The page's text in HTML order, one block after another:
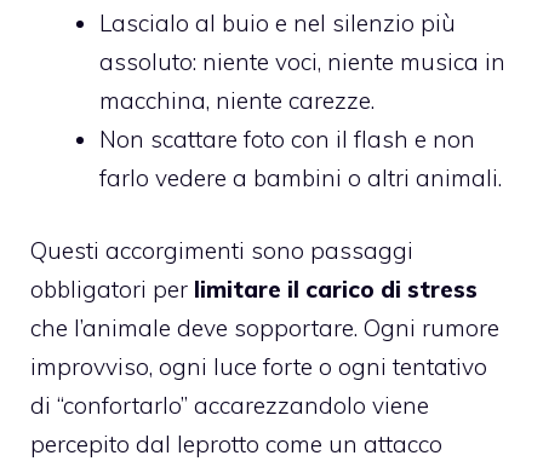
Lascialo al buio e nel silenzio più
assoluto: niente voci, niente musica in
macchina, niente carezze.
Non scattare foto con il flash e non
farlo vedere a bambini o altri animali.
Questi accorgimenti sono passaggi
obbligatori per limitare il carico di stress
che l’animale deve sopportare. Ogni rumore
improvviso, ogni luce forte o ogni tentativo
di “confortarlo” accarezzandolo viene
percepito dal leprotto come un attacco